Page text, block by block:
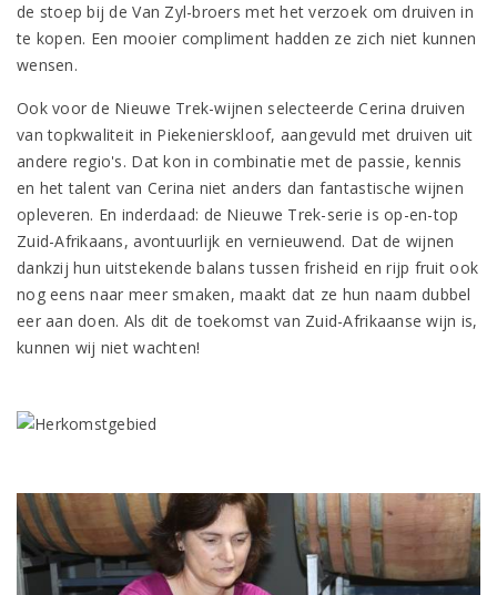
de stoep bij de Van Zyl-broers met het verzoek om druiven in
te kopen. Een mooier compliment hadden ze zich niet kunnen
wensen.
Ook voor de Nieuwe Trek-wijnen selecteerde Cerina druiven
van topkwaliteit in Piekenierskloof, aangevuld met druiven uit
andere regio's. Dat kon in combinatie met de passie, kennis
en het talent van Cerina niet anders dan fantastische wijnen
opleveren. En inderdaad: de Nieuwe Trek-serie is op-en-top
Zuid-Afrikaans, avontuurlijk en vernieuwend. Dat de wijnen
dankzij hun uitstekende balans tussen frisheid en rijp fruit ook
nog eens naar meer smaken, maakt dat ze hun naam dubbel
eer aan doen. Als dit de toekomst van Zuid-Afrikaanse wijn is,
kunnen wij niet wachten!